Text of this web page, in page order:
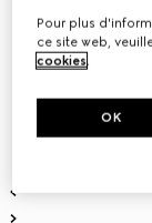
Pour plus
ce site web,
cookies.
OK